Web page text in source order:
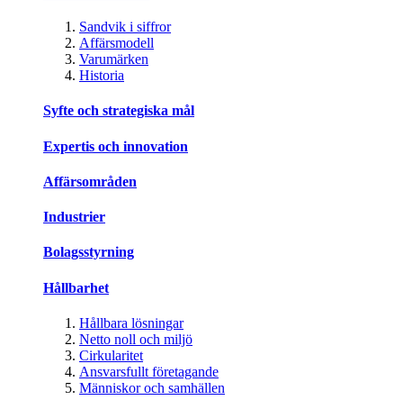
Sandvik i siffror
Affärsmodell
Varumärken
Historia
Syfte och strategiska mål
Expertis och innovation
Affärsområden
Industrier
Bolagsstyrning
Hållbarhet
Hållbara lösningar
Netto noll och miljö
Cirkularitet
Ansvarsfullt företagande
Människor och samhällen